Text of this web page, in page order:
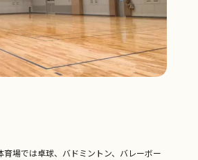
場では卓球、バドミントン、バレーボー